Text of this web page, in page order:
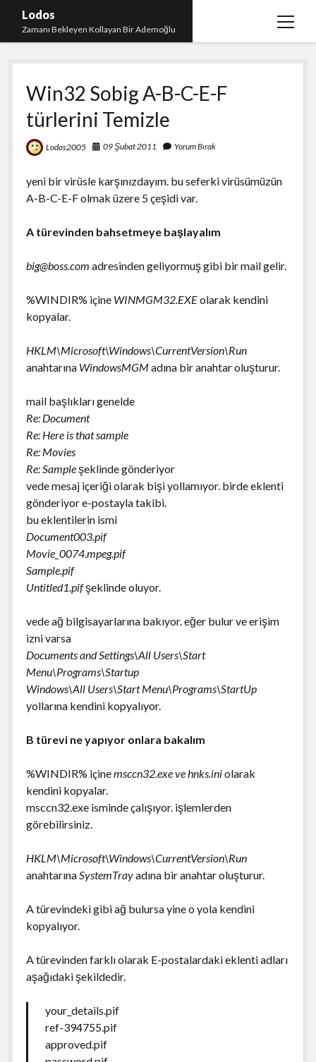
Lodos
Zamanı Bekleyen Kollayan Bir Ademoğlu
menüyü
Teşekkür
test
Win32 Sobig A-B-C-E-F
türlerini Temizle
Lodos2005 09 Şubat 2011 Yorum Bırak
yeni bir virüsle karşınızdayım. bu seferki virüsümüzün
A-B-C-E-F olmak üzere 5 çeşidi var.
A türevinden bahsetmeye başlayalım
big@boss.com adresinden geliyormuş gibi bir mail gelir.
%WINDIR% içine WINMGM32.EXEolarak kendini
kopyalar.
HKLM\Microsoft\Windows\CurrentVersion\Run
anahtarına WindowsMGMadına bir anahtar oluşturur.
mail başlıkları genelde
Re: Document
Re: Here is that sample
Re: Movies
Re: Sampleşeklinde gönderiyor
vede mesaj içeriği olarak bişi yollamıyor. birde eklenti
gönderiyor e-postayla takibi.
bu eklentilerin ismi
Document003.pif
Movie_0074.mpeg.pif
Sample.pif
Untitled1.pifşeklinde oluyor.
vede ağ bilgisayarlarına bakıyor. eğer bulur ve erişim
izni varsa
Documents and Settings\All Users\Start
Menu\Programs\Startup
Windows\All Users\Start Menu\Programs\StartUp
yollarına kendini kopyalıyor.
B türevi ne yapıyor onlara bakalım
%WINDIR% içinemsccn32.exe ve hnks.iniolarak
kendini kopyalar.
msccn32.exe isminde çalışıyor. işlemlerden
görebilirsiniz.
HKLM\Microsoft\Windows\CurrentVersion\Run
anahtarınaSystemTrayadına bir anahtar oluşturur.
A türevindeki gibi ağ bulursa yine o yola kendini
kopyalıyor.
A türevinden farklı olarak E-postalardaki eklenti adları
aşağıdaki şekildedir.
your_details.pif
ref-394755.pif
approved.pif